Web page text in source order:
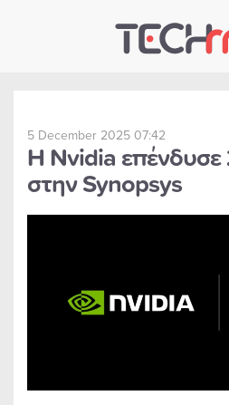
Skip to main content
5 December 2025 07:42
Η Nvidia επένδυσε
στην Synopsys